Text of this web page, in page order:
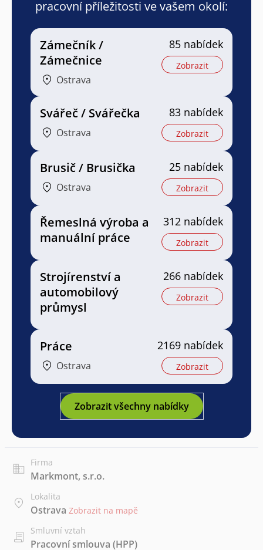
pracovní příležitosti ve vašem okolí:
Zámečník /
Zámečnice
Ostrava
85 nabídek
Zobrazit
Svářeč / Svářečka
Ostrava
83 nabídek
Zobrazit
Brusič / Brusička
Ostrava
25 nabídek
Zobrazit
Řemeslná výroba a
manuální práce
312 nabídek
Zobrazit
Strojírenství a
automobilový
průmysl
266 nabídek
Zobrazit
Práce
Ostrava
2169 nabídek
Zobrazit
Zobrazit všechny nabídky
Firma
Markmont, s.r.o.
Lokalita
Ostrava Zobrazit na mapě
Smluvní vztah
Pracovní smlouva (HPP)